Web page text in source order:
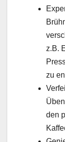
z.B.
zu
den